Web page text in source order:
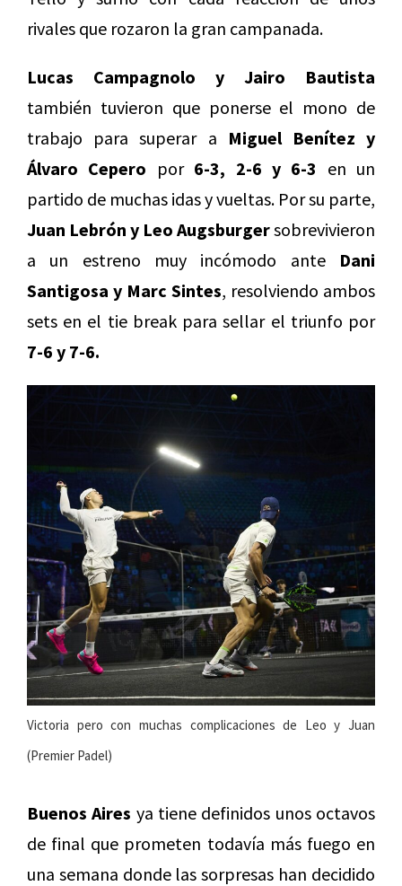
rivales que rozaron la gran campanada.
Lucas Campagnolo y Jairo Bautista
también tuvieron que ponerse el mono de
trabajo para superar a Miguel Benítez y
Álvaro Cepero por 6-3, 2-6 y 6-3 en un
partido de muchas idas y vueltas. Por su parte,
Juan Lebrón y Leo Augsburgersobrevivieron
a un estreno muy incómodo ante Dani
Santigosa y Marc Sintes, resolviendo ambos
sets en el tie break para sellar el triunfo por
7-6 y 7-6.
Victoria pero con muchas complicaciones de Leo y Juan
(Premier Padel)
Buenos Aires ya tiene definidos unos octavos
de final que prometen todavía más fuego en
una semana donde las sorpresas han decidido